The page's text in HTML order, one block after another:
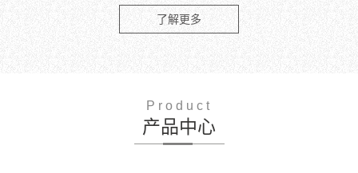
了解更多
Product
产品中心